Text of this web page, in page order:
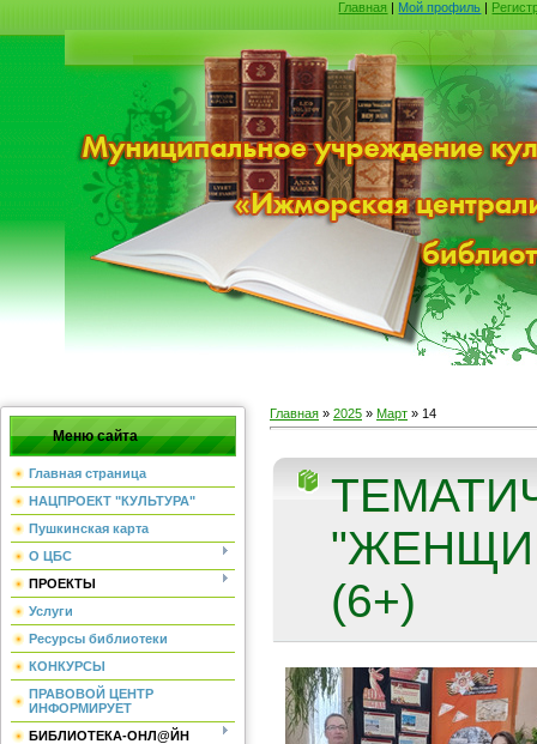
Главная | Мой профиль |
Меню сайта
Главная страница
НАЦПРОЕКТ "КУЛЬТУРА"
Пушкинская карта
О ЦБС
ПРОЕКТЫ
Услуги
Ресурсы библиотеки
КОНКУРСЫ
ПРАВОВОЙ ЦЕНТР
ИНФОРМИРУЕТ
БИБЛИОТЕКА-ОНЛ@ЙН
Главная » 2025 » Март » 14
(6+)